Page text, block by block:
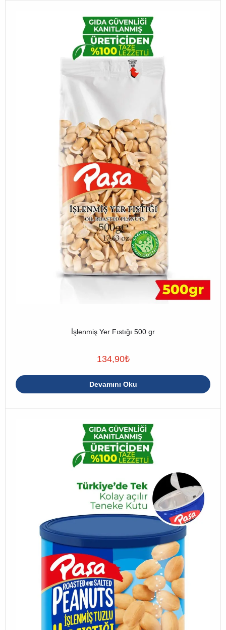
İşlenmiş Yer Fıstığı 500 gr
134,90₺
Devamını Oku